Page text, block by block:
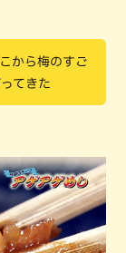
から梅のすご
てきた